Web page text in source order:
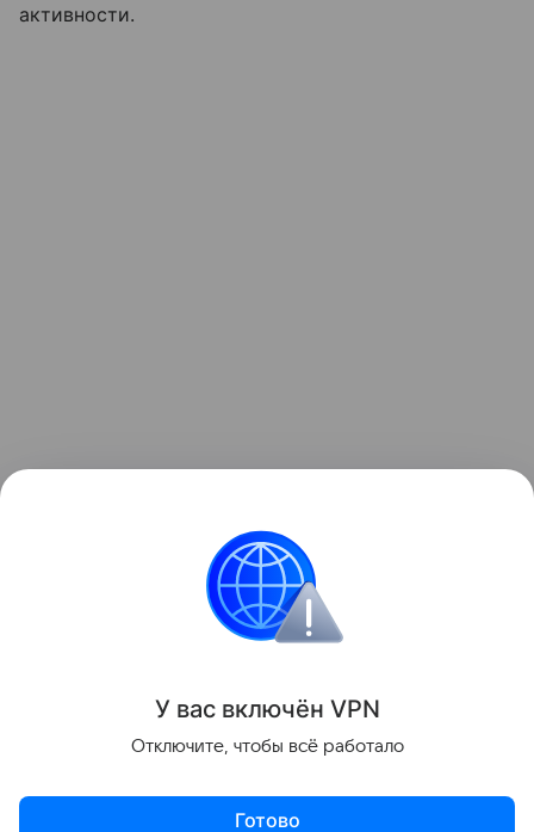
активности.
на видео мощный выброс плазмы из Солнца
Поделиться
У вас включён VPN
Отключите, чтобы всё работало
Готово